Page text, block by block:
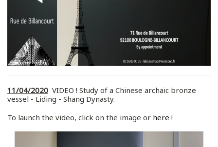
11/04/2020 VIDEO ! Study of a Chinese archaic bronze
vessel - Liding - Shang Dynasty.
To launch the video, click on the image or here !